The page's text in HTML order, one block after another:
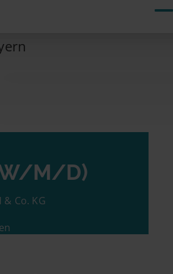
M/D)
Co. KG
die vorgeschlagene Stelle?
hier Kontakt zum
E-Mail-Adresse eingeben.